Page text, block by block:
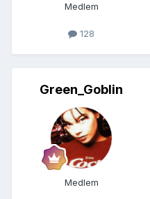
Medlem
128
Green_Goblin
Medlem